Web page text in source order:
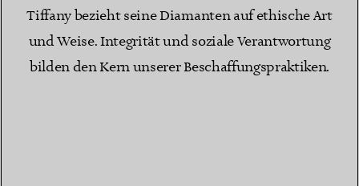
Tiffany bezieht seine Diamanten auf ethische Art
und Weise. Integrität und soziale Verantwortung
bilden den Kern unserer Beschaffungspraktiken.